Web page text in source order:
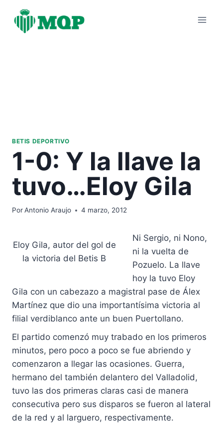
contenido
BETIS DEPORTIVO
1-0: Y la llave la
tuvo…Eloy Gila
PorAntonio Araujo 4 marzo, 2012
Eloy Gila, autor del gol de
la victoria del Betis B
Ni Sergio, ni Nono,
ni la vuelta de
Pozuelo. La llave
hoy la tuvo Eloy
Gila con un cabezazo a magistral pase de Álex
Martínez que dio una importantísima victoria al
filial verdiblanco ante un buen Puertollano.
El partido comenzó muy trabado en los primeros
minutos, pero poco a poco se fue abriendo y
comenzaron a llegar las ocasiones. Guerra,
hermano del también delantero del Valladolid,
tuvo las dos primeras claras casi de manera
consecutiva pero sus disparos se fueron al lateral
de la red y al larguero, respectivamente.